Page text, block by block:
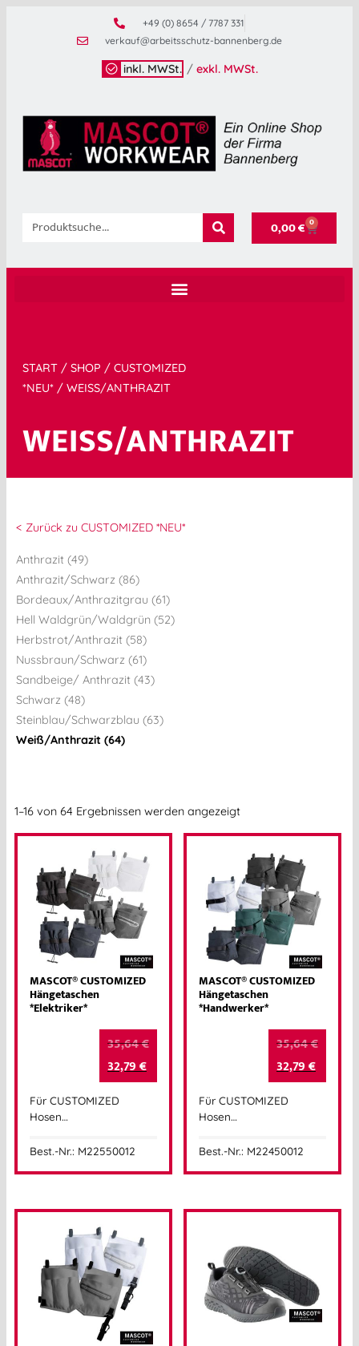
+49 (0) 8654 / 7787 331
verkauf@arbeitsschutz-bannenberg.de
inkl. MWSt. / exkl. MWSt.
0,00€ 0
START / SHOP / CUSTOMIZED
*NEU* / WEISS/ANTHRAZIT
WEISS/ANTHRAZIT
< Zurück zu CUSTOMIZED *NEU*
Anthrazit (49)
Anthrazit/Schwarz (86)
Bordeaux/Anthrazitgrau (61)
Hell Waldgrün/Waldgrün (52)
Herbstrot/Anthrazit (58)
Nussbraun/Schwarz (61)
Sandbeige/ Anthrazit (43)
Schwarz (48)
Steinblau/Schwarzblau (63)
Weiß/Anthrazit (64)
1–16 von 64 Ergebnissen werden angezeigt
MASCOT® CUSTOMIZED
Hängetaschen
*Elektriker*
35,64€
32,79€
Für CUSTOMIZED
Hosen…
Best.-Nr.: M22550012
MASCOT® CUSTOMIZED
Hängetaschen
*Handwerker*
35,64€
32,79€
Für CUSTOMIZED
Hosen…
Best.-Nr.: M22450012